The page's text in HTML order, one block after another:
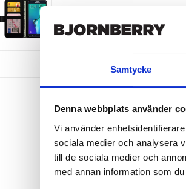
Samtycke
Denna webbplats använder
Vi använder
sociala medier och analysera
till de sociala medier och
med annan information som
Snyggt plånboksfodral från
Galaxy S6 Edge+ perfekt.
Denna mobilväska är mycket